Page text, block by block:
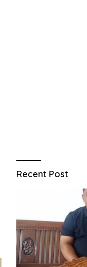
Recent Post